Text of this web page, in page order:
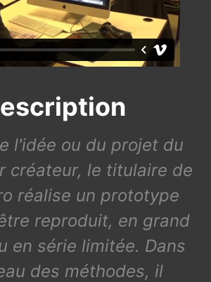
l'idée ou du projet du
créateur, le titulaire de
réalise un prototype
reproduit, en grand
en série limitée. Dans
des méthodes, il